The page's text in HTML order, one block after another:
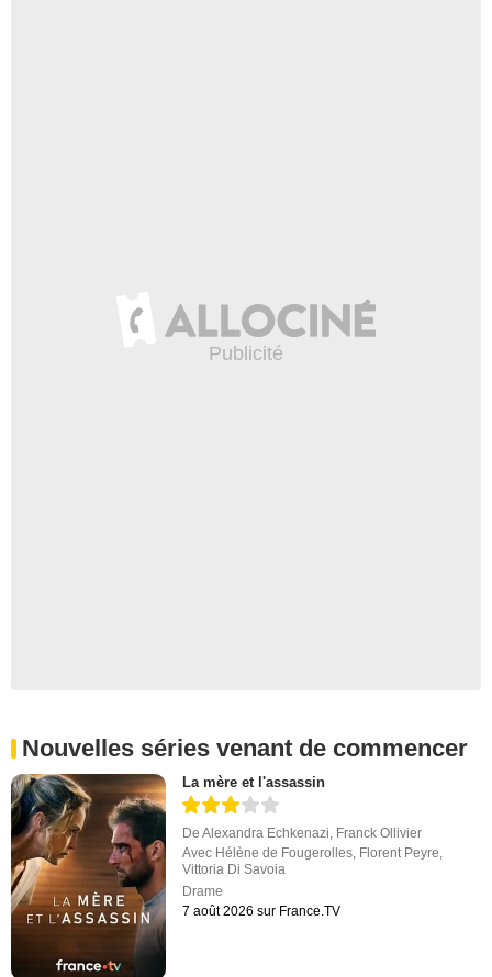
Nouvelles séries venant de commencer
La mère et l'assassin
DeAlexandra Echkenazi, Franck Ollivier
Avec Hélène de Fougerolles, Florent Peyre,
Vittoria Di Savoia
Drame
7 août 2026 sur France.TV